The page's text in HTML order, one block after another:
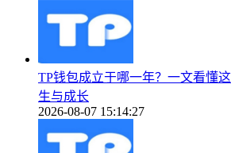
TP钱包成立于哪一年？一文看懂
生与成长
2026-08-07 15:14:27